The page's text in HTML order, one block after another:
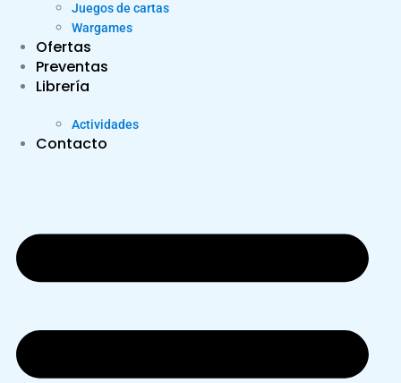
Juegos de cartas
Wargames
Ofertas
Preventas
Librería
Actividades
Contacto